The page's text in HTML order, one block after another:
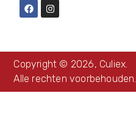
Copyright © 2026, Culiex.
Alle rechten voorbehouden.